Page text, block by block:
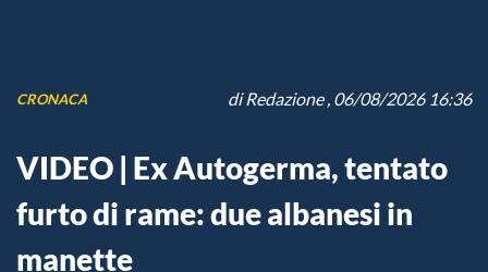
CRONACA diRedazione, 06/08/2026 16:36
VIDEO | Ex Autogerma, tentato
furto di rame: due albanesi in
manette